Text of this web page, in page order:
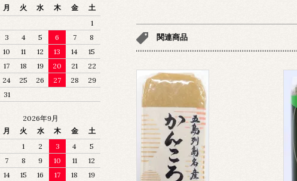
関連商品
月 火 水 木 金
土
1
3 4 5 6 7
8
10 11 12 13 14
15
17 18 19 20 21
22
24 25 26 27 28
29
31
2026年9月
月 火 水 木 金
土
1
2 3 4
5
7 8 9 10 11
12
14 15 16 17 18
19